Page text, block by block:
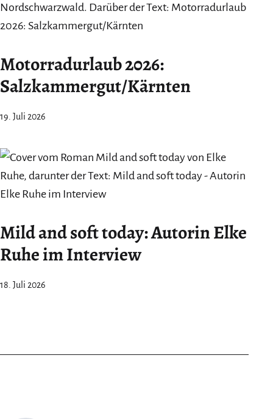
Motorradurlaub 2026:
Salzkammergut/Kärnten
19. Juli 2026
Mild and soft today: Autorin Elke
Ruhe im Interview
18. Juli 2026